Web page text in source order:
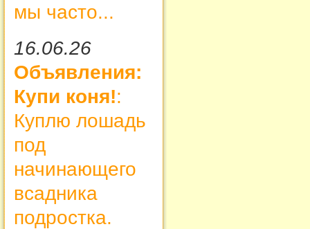
мы часто...
16.06.26
Объявления:
Купи коня!:
Куплю лошадь
под
начинающего
всадника
подростка.